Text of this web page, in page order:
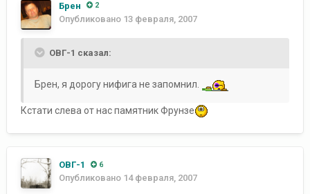
Брен 2
Опубликовано 13 февраля, 2007
ОВГ-1 сказал:
Брен, я дорогу нифига не запомнил.
Кстати слева от нас памятник Фрунзе
ОВГ-1 6
Опубликовано 14 февраля, 2007